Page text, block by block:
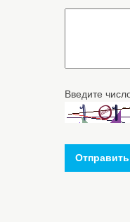
Введите
Отправить